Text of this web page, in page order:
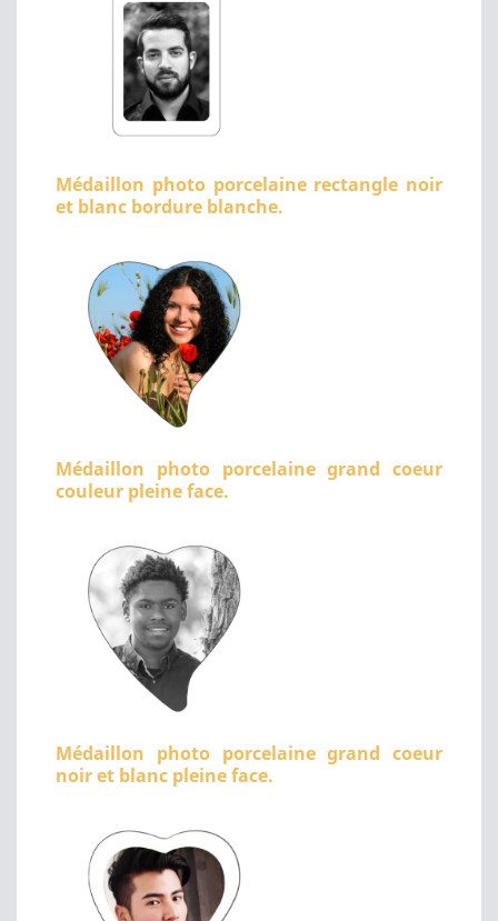
Médaillon photo porcelaine rectangle noir
et blanc bordure blanche.
Médaillon photo porcelaine grand coeur
couleur pleine face.
Médaillon photo porcelaine grand coeur
noir et blanc pleine face.